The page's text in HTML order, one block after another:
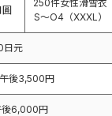
250件女性滑雪衣
S〜O4（XXXL）
日元
後3,500円
6,000円